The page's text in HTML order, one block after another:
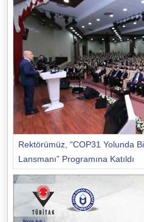
Rektörümüz, “COP31 Yolunda
Lansmanı” Programına Katıldı